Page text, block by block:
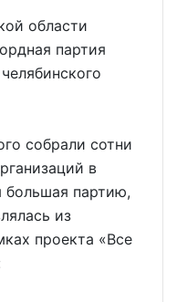
области
партия
собрали сотни
в
большая партию,
из
проекта «Все